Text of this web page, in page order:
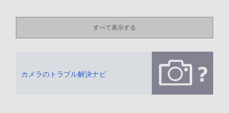
すべて表示する
カメラのトラブル解決ナビ